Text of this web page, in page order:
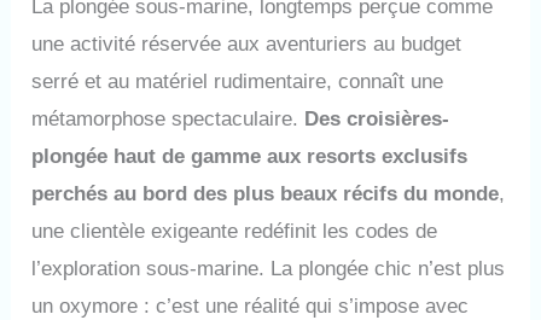
La plongée sous-marine, longtemps perçue comme
une activité réservée aux aventuriers au budget
serré et au matériel rudimentaire, connaît une
métamorphose spectaculaire. Des croisières-
plongée haut de gamme aux resorts exclusifs
perchés au bord des plus beaux récifs du monde,
une clientèle exigeante redéfinit les codes de
l’exploration sous-marine. La plongée chic n’est plus
un oxymore : c’est une réalité qui s’impose avec